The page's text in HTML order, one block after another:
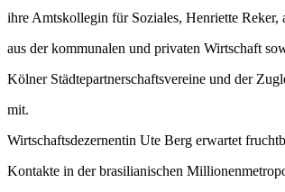
ihre Amtskollegin für Soziales, Henriette Reker,
aus der kommunalen und privaten Wirtschaft
Kölner Städtepartnerschaftsvereine und der
mit.
Wirtschaftsdezernentin Ute Berg erwartet
Kontakte in der brasilianischen